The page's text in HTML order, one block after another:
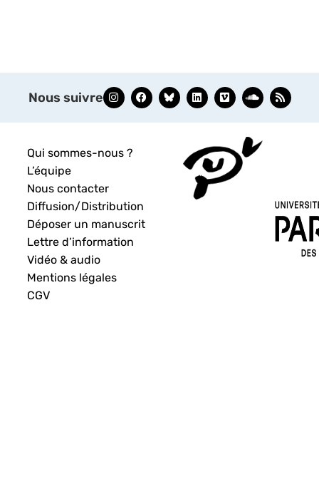
Nous suivre
Qui sommes-nous ?
L’équipe
Nous contacter
Diffusion/Distribution
Déposer un manuscrit
Lettre d’information
Vidéo & audio
Mentions légales
CGV